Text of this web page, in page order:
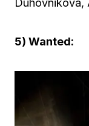
Duhovnikova,
5) Wanted: